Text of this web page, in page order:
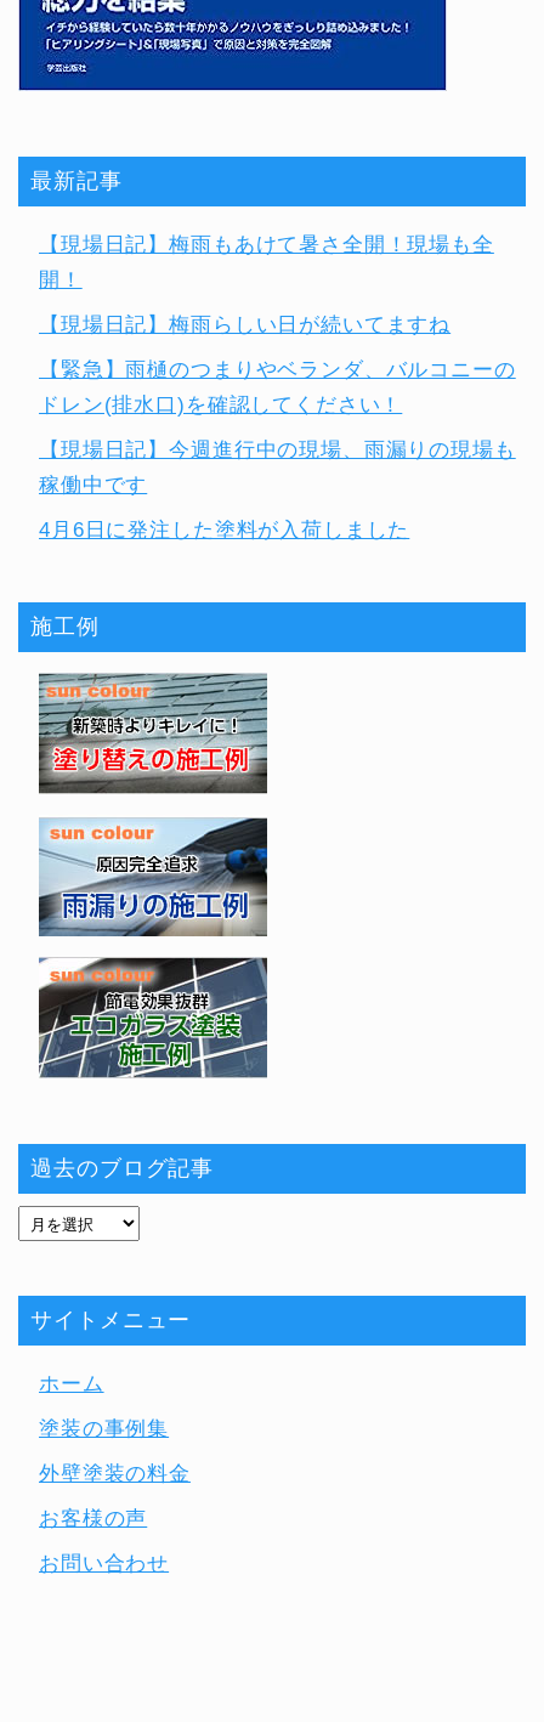
最新記事
【現場日記】梅雨もあけて暑さ全開！現場も全
開！
【現場日記】梅雨らしい日が続いてますね
【緊急】雨樋のつまりやベランダ、バルコニーの
ドレン(排水口)を確認してください！
【現場日記】今週進行中の現場、雨漏りの現場も
稼働中です
4月6日に発注した塗料が入荷しました
施工例
過去のブログ記事
サイトメニュー
ホーム
塗装の事例集
外壁塗装の料金
お客様の声
お問い合わせ